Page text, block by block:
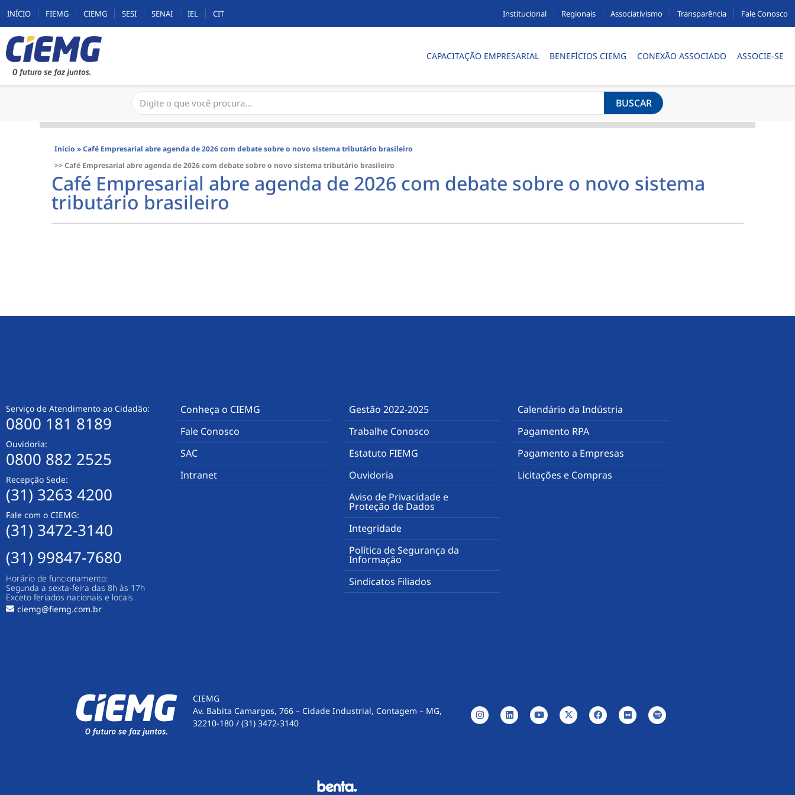
INÍCIO FIEMG CIEMG SESI SENAI IEL CIT Institucional Regionais Associativismo Transparência Fale Conosco
CAPACITAÇÃO EMPRESARIAL BENEFÍCIOS CIEMG CONEXÃO ASSOCIADO ASSOCIE-SE
BUSCAR
Início »Café Empresarial abre agenda de 2026 com debate sobre o novo sistema tributário brasileiro
>> Café Empresarial abre agenda de 2026 com debate sobre o novo sistema tributário brasileiro
Café Empresarial abre agenda de 2026 com debate sobre o novo sistema
tributário brasileiro
Serviço de Atendimento ao Cidadão:
0800 181 8189
Ouvidoria:
0800 882 2525
Recepção Sede:
(31) 3263 4200
Fale com o CIEMG:
(31) 3472-3140
(31) 99847-7680
Horário de funcionamento:
Segunda a sexta-feira das 8h às 17h
Exceto feriados nacionais e locais.
ciemg@fiemg.com.br
Conheça o CIEMG
Fale Conosco
SAC
Intranet
Gestão 2022-2025
Trabalhe Conosco
Estatuto FIEMG
Ouvidoria
Aviso de Privacidade e
Proteção de Dados
Integridade
Política de Segurança da
Informação
Sindicatos Filiados
Calendário da Indústria
Pagamento RPA
Pagamento a Empresas
Licitações e Compras
CIEMG
Av. Babita Camargos, 766 – Cidade Industrial, Contagem – MG,
32210-180 / (31) 3472-3140